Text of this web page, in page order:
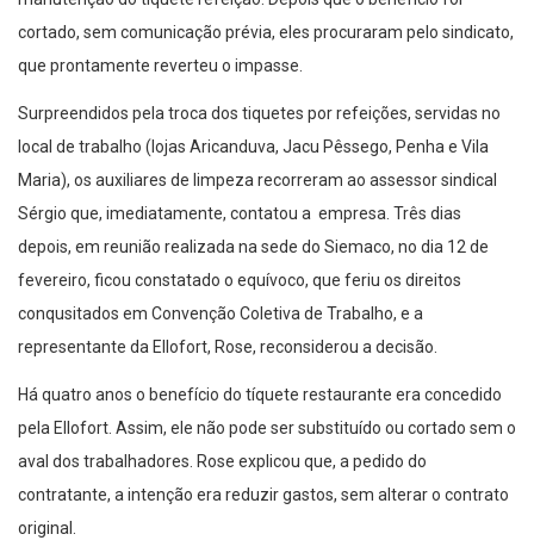
cortado, sem comunicação prévia, eles procuraram pelo sindicato,
que prontamente reverteu o impasse.
Surpreendidos pela troca dos tiquetes por refeições, servidas no
local de trabalho (lojas Aricanduva, Jacu Pêssego, Penha e Vila
Maria), os auxiliares de limpeza recorreram ao assessor sindical
Sérgio que, imediatamente, contatou a empresa. Três dias
depois, em reunião realizada na sede do Siemaco, no dia 12 de
fevereiro, ficou constatado o equívoco, que feriu os direitos
conqusitados em Convenção Coletiva de Trabalho, e a
representante da Ellofort, Rose, reconsiderou a decisão.
Há quatro anos o benefício do tíquete restaurante era concedido
pela Ellofort. Assim, ele não pode ser substituído ou cortado sem o
aval dos trabalhadores. Rose explicou que, a pedido do
contratante, a intenção era reduzir gastos, sem alterar o contrato
original.